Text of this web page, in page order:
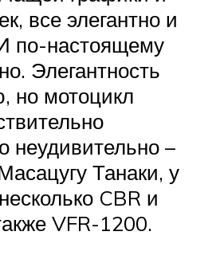
все элегантно и
по-настоящему
Элегантность
но мотоцикл
неудивительно –
Танаки, у
CBR и
VFR-1200.